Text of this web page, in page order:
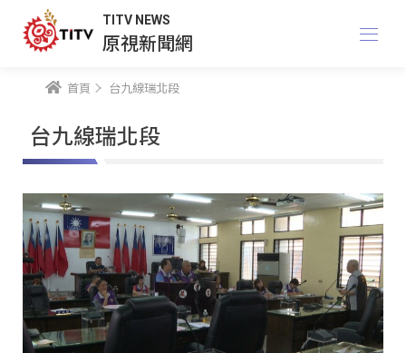
TITV NEWS
原視新聞網
首頁 台九線瑞北段
台九線瑞北段